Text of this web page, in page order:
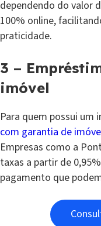
dependendo do valor
100% online,
praticidade.
3 –
imóvel
Para quem possui um
com garantia de
Empresas como a
taxas a partir de
pagamento que